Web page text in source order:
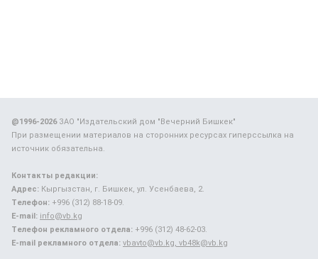
@1996-2026ЗАО "Издательский дом "Вечерний Бишкек"
При размещении материалов на сторонних ресурсах гиперссылка на
источник обязательна.
Контакты редакции:
Адрес: Кыргызстан, г. Бишкек, ул. Усенбаева, 2.
Телефон: +996 (312) 88-18-09.
E-mail: info@vb.kg
Телефон рекламного отдела: +996 (312) 48-62-03.
E-mail рекламного отдела: vbavto@vb.kg, vb48k@vb.kg